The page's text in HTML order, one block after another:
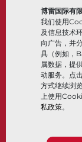
博雷国际有
我们使用
及信息技术
向广告，并
具（例如，
属数据，提
动服务。点
方式继续浏
上使用
私政策。
合作伙伴
可持续性
客户门户
关注我们